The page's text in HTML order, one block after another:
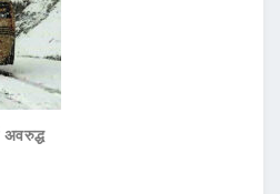
अवरुद्ध